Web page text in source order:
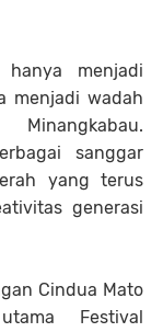
menjadi
menjadi wadah
sanggar
yang terus
generasi
Cindua Mato
Festival